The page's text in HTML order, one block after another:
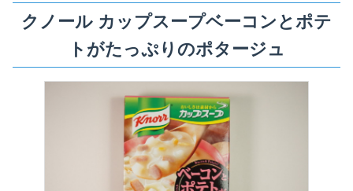
クノール カップスープベーコンとポテ
トがたっぷりのポタージュ